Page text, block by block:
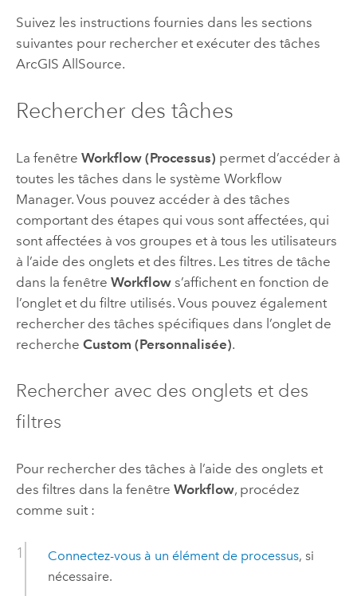
Suivez les instructions fournies dans les sections
suivantes pour rechercher et exécuter des tâches
ArcGIS AllSource.
Rechercher des tâches
La fenêtre Workflow (Processus) permet d’accéder à
toutes les tâches dans le système Workflow
Manager. Vous pouvez accéder à des tâches
comportant des étapes qui vous sont affectées, qui
sont affectées à vos groupes et à tous les utilisateurs
à l’aide des onglets et des filtres. Les titres de tâche
dans la fenêtre Workflows’affichent en fonction de
l’onglet et du filtre utilisés. Vous pouvez également
rechercher des tâches spécifiques dans l’onglet de
recherche Custom (Personnalisée).
Rechercher avec des onglets et des
filtres
Pour rechercher des tâches à l’aide des onglets et
des filtres dans la fenêtre Workflow, procédez
comme suit :
Connectez-vous à un élément de processus, si
nécessaire.